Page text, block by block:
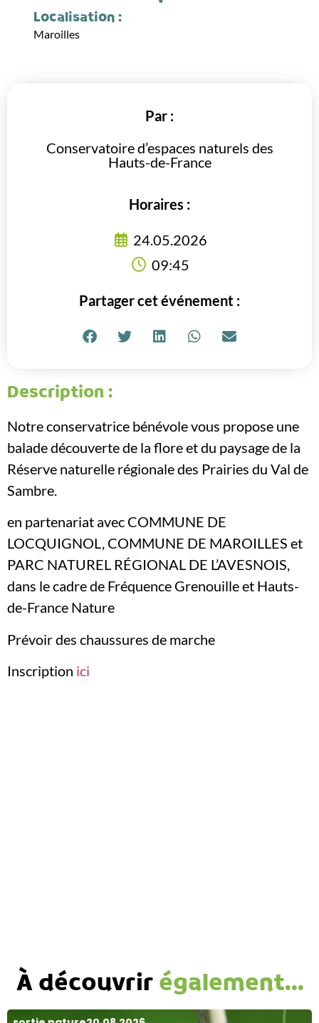
Localisation :
Maroilles
Par :
Conservatoire d’espaces naturels des
Hauts-de-France
Horaires :
24.05.2026
09:45
Partager cet événement :
Description :
Notre conservatrice bénévole vous propose une
balade découverte de la flore et du paysage de la
Réserve naturelle régionale des Prairies du Val de
Sambre.
en partenariat avec COMMUNE DE
LOCQUIGNOL, COMMUNE DE MAROILLES et
PARC NATUREL RÉGIONAL DE L’AVESNOIS,
dans le cadre de Fréquence Grenouille et Hauts-
de-France Nature
Prévoir des chaussures de marche
Inscription ici
À découvrirégalement...